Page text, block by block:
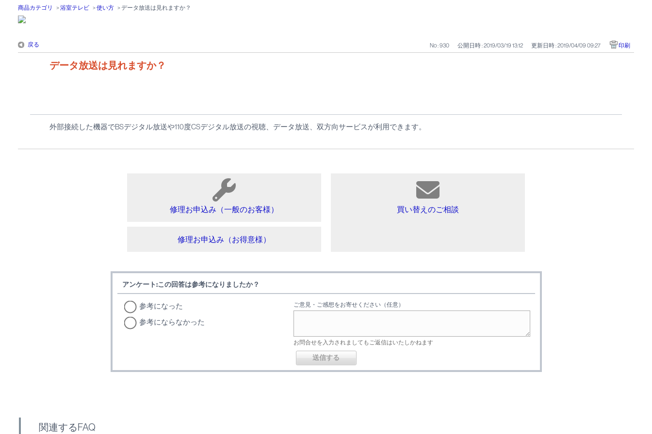
商品カテゴリ >浴室テレビ >使い方 >データ放送は見れますか？
戻る No : 930 公開日時 : 2019/03/19 13:12 更新日時 : 2019/04/09 09:27 印刷
データ放送は見れますか？
外部接続した機器でBSデジタル放送や110度CSデジタル放送の視聴、データ放送、双方向サービスが利用できます。
修理お申込み（一般のお客様）
修理お申込み（お得意様）
買い替えのご相談
アンケート:この回答は参考になりましたか？
参考になった
参考にならなかった
ご意見・ご感想をお寄せください（任意）
お問合せを入力されましてもご返信はいたしかねます
関連するFAQ